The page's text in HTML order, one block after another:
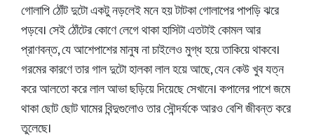
গোলাপি ঠোঁট দুটো একটু নড়লেই মনে হয় টাটকা গোলাপের পাপড়ি ঝরে
পড়বে। সেই ঠোঁটের কোণে লেগে থাকা হাসিটা এতটাই কোমল আর
প্রাণবন্ত, যে আশেপাশের মানুষ না চাইলেও মুগ্ধ হয়ে তাকিয়ে থাকবে।
গরমের কারণে তার গাল দুটো হালকা লাল হয়ে আছে, যেন কেউ খুব যত্ন
করে আলতো করে লাল আভা ছড়িয়ে দিয়েছে সেখানে। কপালের পাশে জমে
থাকা ছোট ছোট ঘামের বিন্দুগুলোও তার সৌন্দর্যকে আরও বেশি জীবন্ত করে
তুলেছে।